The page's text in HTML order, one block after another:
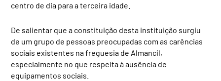
centro de dia para a terceira idade.
De salientar que a constituição desta instituição surgiu
de um grupo de pessoas preocupadas com as carências
sociais existentes na freguesia de Almancil,
especialmente no que respeita à ausência de
equipamentos sociais.